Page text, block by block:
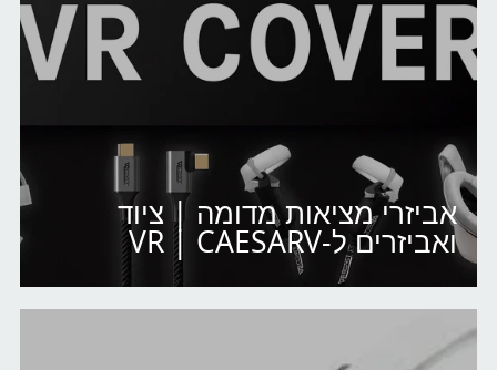
אביזרי מציאות מדומה | ציוד
ואביזרים ל-VR | CAESARV